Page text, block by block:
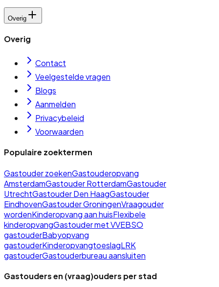
Overig
Overig
Contact
Veelgestelde vragen
Blogs
Aanmelden
Privacybeleid
Voorwaarden
Populaire zoektermen
Gastouder zoekenGastouderopvang
AmsterdamGastouder RotterdamGastouder
UtrechtGastouder Den HaagGastouder
EindhovenGastouder GroningenVraagouder
wordenKinderopvang aan huisFlexibele
kinderopvangGastouder met VVEBSO
gastouderBabyopvang
gastouderKinderopvangtoeslagLRK
gastouderGastouderbureau aansluiten
Gastouders en (vraag)ouders per stad